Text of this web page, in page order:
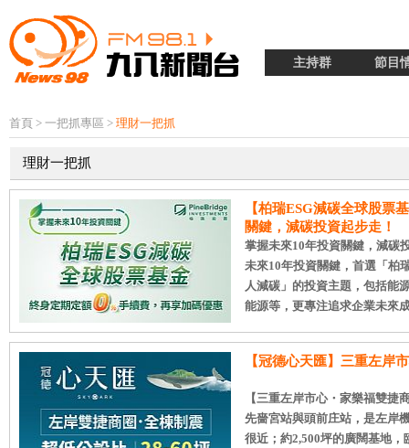
主持群 節目
首頁 > 一把抓專區 > 理財一把抓
理財一把抓
【柏瑞ESG減碳全球股票
關鍵，減碳投資起步走！
掌握未來10年投資關鍵，減碳
未來10年投資關鍵，首選「柏
人減碳」的投資主題，包括能
能源等，更專注追求企業未來
【冠德心天匯】三重左岸
【三重左岸市心・家樂福雙捷
先嗇宮站與頭前庄站，是左岸
很近；約2,500坪的廣闊基地